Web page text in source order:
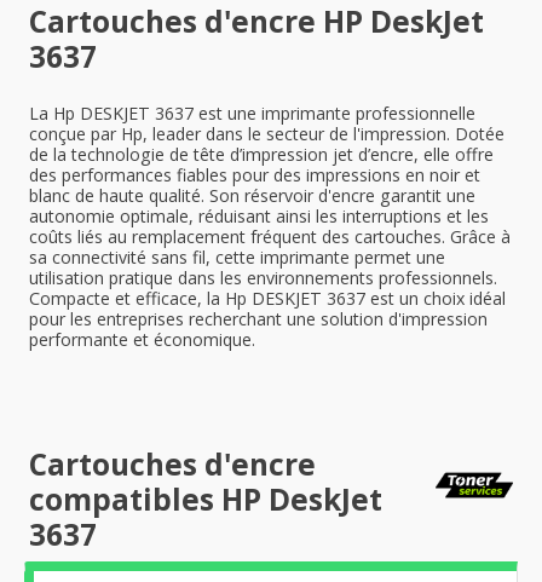
Cartouches d'encre HP DeskJet
3637
La Hp DESKJET 3637 est une imprimante professionnelle
conçue par Hp, leader dans le secteur de l'impression. Dotée
de la technologie de tête d’impression jet d’encre, elle offre
des performances fiables pour des impressions en noir et
blanc de haute qualité. Son réservoir d'encre garantit une
autonomie optimale, réduisant ainsi les interruptions et les
coûts liés au remplacement fréquent des cartouches. Grâce à
sa connectivité sans fil, cette imprimante permet une
utilisation pratique dans les environnements professionnels.
Compacte et efficace, la Hp DESKJET 3637 est un choix idéal
pour les entreprises recherchant une solution d'impression
performante et économique.
Cartouches d'encre
compatibles HP DeskJet
3637